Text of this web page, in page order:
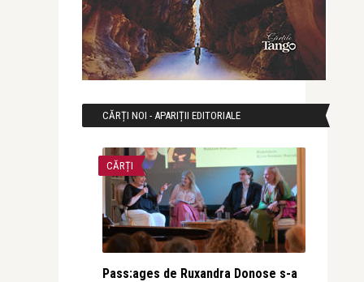
CĂRȚI NOI - APARIȚII EDITORIALE
CĂRȚI
Pass:ages de Ruxandra Donose s-a